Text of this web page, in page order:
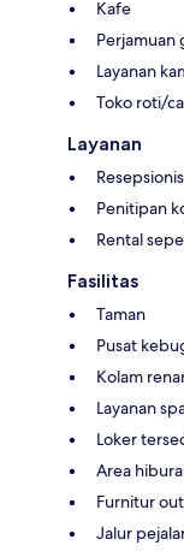
Kafe
Perjamuan
Layanan
Toko roti/
Layanan
Penitipan
Rental
Fasilitas
Taman
Pusat
Kolam
Layanan
Loker
Area
Furnitur
Jalur